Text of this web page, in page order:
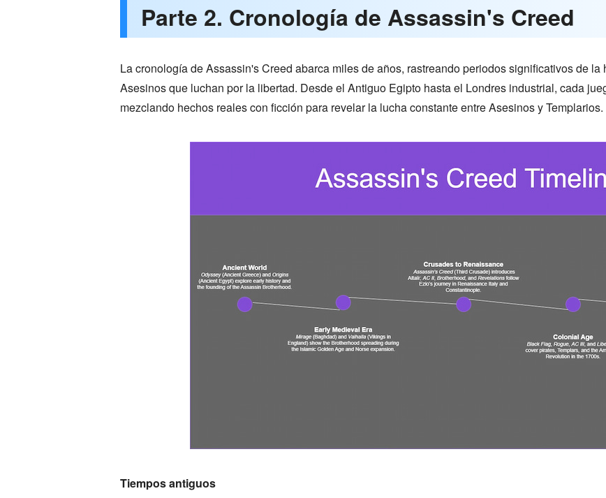
Parte 2. Cronología de Assassin's Creed
La cronología de Assassin's Creed abarca miles de años, rastreando periodos significativos de
Asesinos que luchan por la libertad. Desde el Antiguo Egipto hasta el Londres industrial, cada
mezclando hechos reales con ficción para revelar la lucha constante entre Asesinos y Templarios.
Tiempos antiguos